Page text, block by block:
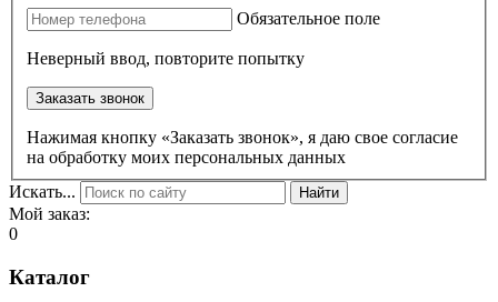
Обязательное поле
Неверный ввод, повторите попытку
Заказать звонок
Нажимая кнопку «Заказать звонок», я даю свое согласие
на обработку моих персональных данных
Искать...
Найти
Мой заказ:
0
Каталог